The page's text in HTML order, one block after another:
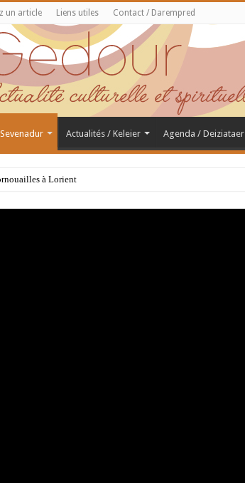
un article Liens utiles Contact / Darempred
Actualités / Keleier Agenda / Deiziataer
à Lorient